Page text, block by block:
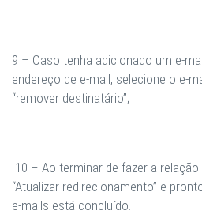
9 – Caso tenha adicionado um e-
endereço de e-mail, selecione o e-
“remover destinatário”;
10 – Ao terminar de fazer a
“Atualizar redirecionamento” e
e-mails está concluído.